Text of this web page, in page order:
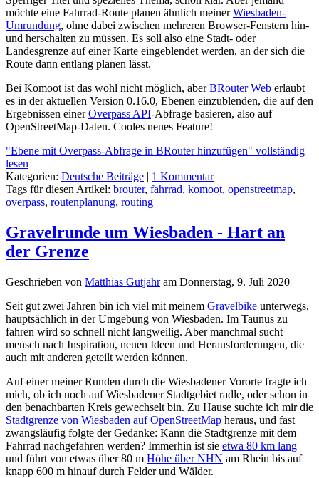
möchte eine Fahrrad-Route planen ähnlich meinerWiesbaden-
Umrundung, ohne dabei zwischen mehreren Browser-Fenstern hin-
und herschalten zu müssen. Es soll also eine Stadt- oder
Landesgrenze auf einer Karte eingeblendet werden, an der sich die
Route dann entlang planen lässt.
Bei Komoot ist das wohl nicht möglich, aberBRouter Web erlaubt
es in der aktuellen Version 0.16.0, Ebenen einzublenden, die auf den
Ergebnissen einerOverpass API-Abfrage basieren, also auf
OpenStreetMap-Daten. Cooles neues Feature!
"Ebene mit Overpass-Abfrage in BRouter hinzufügen" vollständig
lesen
Kategorien: Deutsche Beiträge | 1 Kommentar
Tags für diesen Artikel: brouter, fahrrad, komoot, openstreetmap,
overpass, routenplanung, routing
Gravelrunde um Wiesbaden - Hart an
der Grenze
Geschrieben von Matthias Gutjahram Donnerstag, 9. Juli 2020
Seit gut zwei Jahren bin ich viel mit meinem Gravelbike unterwegs,
hauptsächlich in der Umgebung von Wiesbaden. Im Taunus zu
fahren wird so schnell nicht langweilig. Aber manchmal sucht
mensch nach Inspiration, neuen Ideen und Herausforderungen, die
auch mit anderen geteilt werden können.
Auf einer meiner Runden durch die Wiesbadener Vororte fragte ich
mich, ob ich noch auf Wiesbadener Stadtgebiet radle, oder schon in
den benachbarten Kreis gewechselt bin. Zu Hause suchte ich mir die
Stadtgrenze von Wiesbaden auf OpenStreetMap heraus, und fast
zwangsläufig folgte der Gedanke: Kann die Stadtgrenze mit dem
Fahrrad nachgefahren werden? Immerhin ist sie etwa 80 km lang
und führt von etwas über 80 m Höhe über NHN am Rhein bis auf
knapp 600 m hinauf durch Felder und Wälder.